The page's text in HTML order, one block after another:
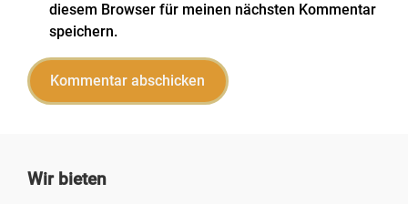
diesem Browser für meinen nächsten Kommentar
speichern.
Wir bieten